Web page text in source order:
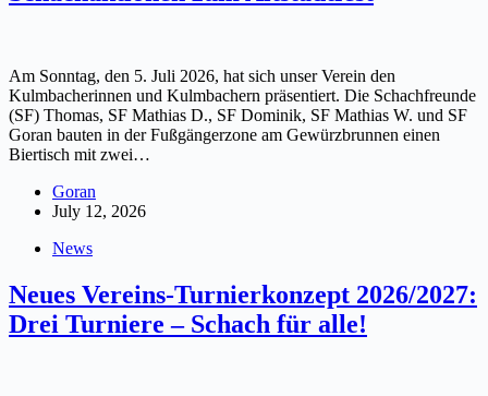
Am Sonntag, den 5. Juli 2026, hat sich unser Verein den
Kulmbacherinnen und Kulmbachern präsentiert. Die Schachfreunde
(SF) Thomas, SF Mathias D., SF Dominik, SF Mathias W. und SF
Goran bauten in der Fußgängerzone am Gewürzbrunnen einen
Biertisch mit zwei…
Goran
July 12, 2026
News
Neues Vereins-Turnierkonzept 2026/2027:
Drei Turniere – Schach für alle!